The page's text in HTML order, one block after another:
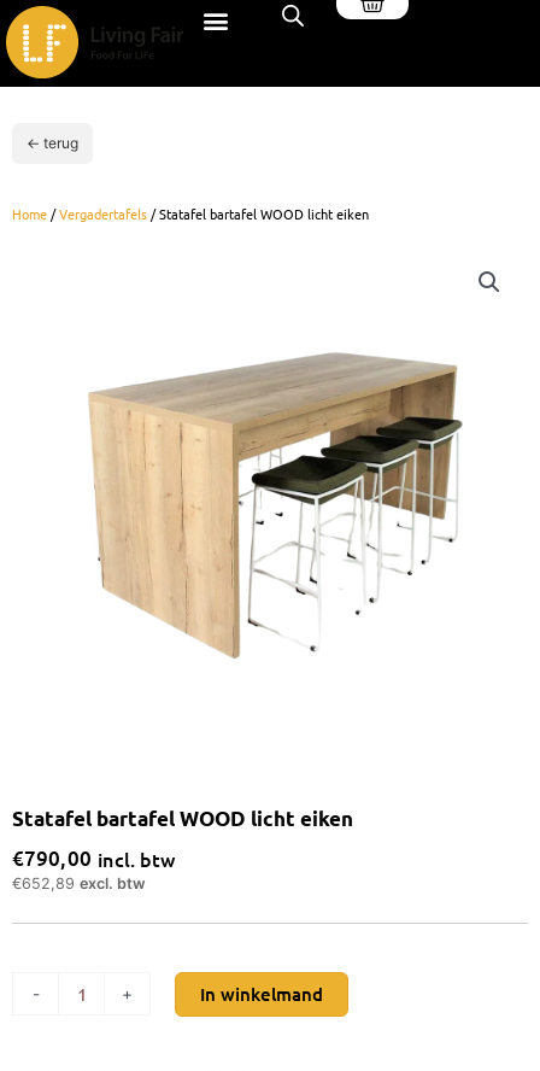
Ga
naar
de
inhoud
← terug
Home /Vergadertafels / Statafel bartafel WOOD licht eiken
Statafel bartafel WOOD licht eiken
€790,00 incl. btw
€652,89 excl. btw
- + In winkelmand